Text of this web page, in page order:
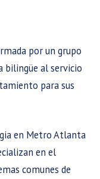
por un grupo
bilingüe al servicio
para sus
en Metro Atlanta
en el
comunes de